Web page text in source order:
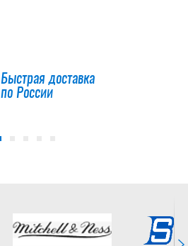
Быстрая доставка
по России